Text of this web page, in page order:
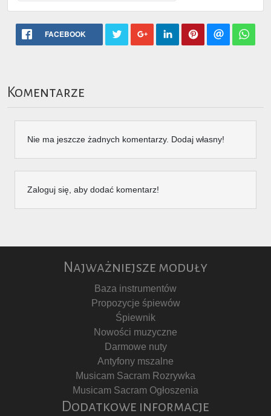
FACEBOOK
Komentarze
Nie ma jeszcze żadnych komentarzy. Dodaj własny!
Zaloguj się, aby dodać komentarz!
Najważniejsze moduły
Baza instrumentów
Propozycje śpiewów
Śpiewnik
Nowości muzyczne
Darmowe nuty
Antyfony mszalne
Musicam Sacram Rozrywka
Musicam Sacram Ogłoszenia
Dodatkowe informacje